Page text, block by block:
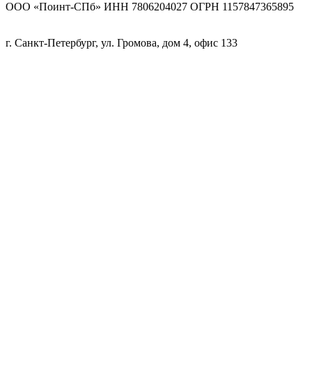
ООО «Поинт-СПб» ИНН 7806204027 ОГРН 1157847365895
г. Санкт-Петербург, ул. Громова, дом 4, офис 133